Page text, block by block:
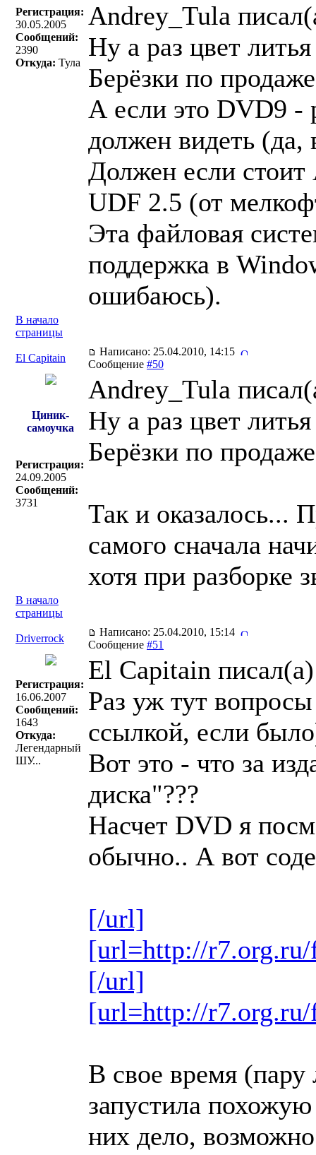
Регистрация:
30.05.2005
Сообщений:
2390
Откуда: Тула
Andrey_Tula
Ну а раз цвет
Берёзки по
А если это DVD9 -
должен видеть (да,
Должен если
UDF 2.5 (от
Эта файловая
поддержка в
ошибаюсь).
В начало
страницы
El Capitain
Написано: 25.04.2010, 14:15
Сообщение #50
Циник-
самоучка
Регистрация:
24.09.2005
Сообщений:
3731
Andrey_Tula
Ну а раз цвет
Берёзки по
Так и оказалось...
самого сначала
хотя при разборке
В начало
страницы
Driverrock
Написано: 25.04.2010, 15:14
Сообщение #51
Регистрация:
16.06.2007
Сообщений:
1643
Откуда:
Легендарный
ШУ...
El Capitain
Раз уж тут
ссылкой, если
Вот это - что за
диска"???
Насчет DVD я
обычно.. А вот
[/url]
[url=http://r7.org.ru/
[/url]
[url=http://r7.org.ru/
В свое время (пару
запустила
них дело,